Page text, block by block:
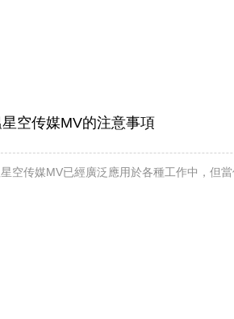
空传媒MV的注意事項
星空传媒MV已經廣泛應用於各種工作中，但